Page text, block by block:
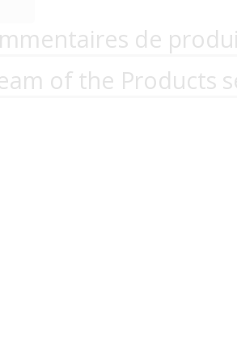
de
of the Products